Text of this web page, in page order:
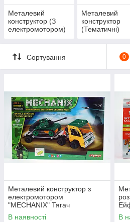
Металевий
конструктор (З
електромотором)
Металевий
конструктор
(Тематичні)
Сортування 0
Металевий конструктор з
електромотором
"MECHANIX" Тягач
(353елм/5мод)
В наявності
В